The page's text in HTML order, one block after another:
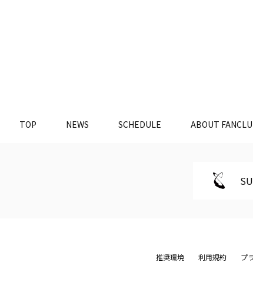
TOP NEWS SCHEDULE ABOUT
推奨環境 利用規約 プ